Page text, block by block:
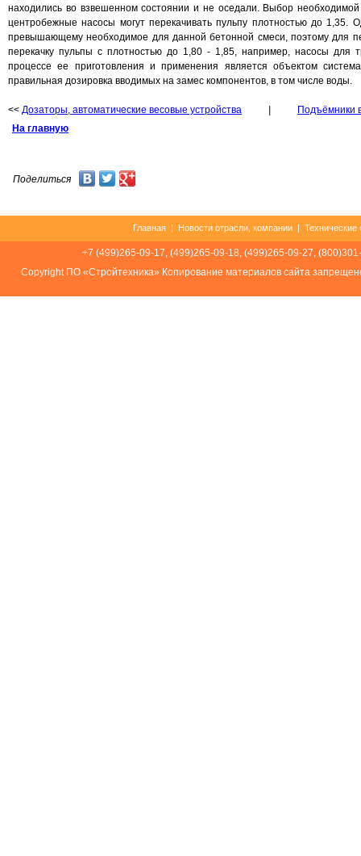
находились во взвешенном состоянии и не оседали. Выбор
центробежные насосы могут перекачивать пульпу плотностью до 1,35.
превышающему необходимое для данной бетонной смеси, поэтому для
перекачку пульпы с плотностью до 1,80 - 1,85, например, насосы для
процессе ее приготовления и применения является объектом
правильная дозировка вводимых на замес компонентов, в том числе воды.
<< Дозаторы, автоматические весовые устройства
Подъёмники
На главную
Поделиться
Главная | Новости отрасли, компании | Технические
+7 (499)265-09-17, (499)265-09-18, (499)265-09-27,
Соpуright ПО «Стройтехника» Копирование материалов сайта